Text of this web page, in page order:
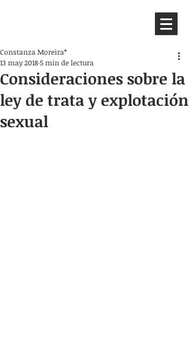
Consideraciones sobre la
ley de trata y explotación
sexual
Constanza Moreira*
13 may 20185 min de lectura